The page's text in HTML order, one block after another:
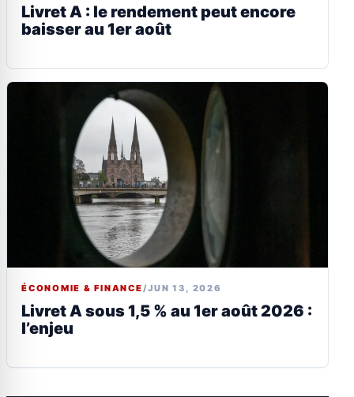
Livret A : le rendement peut encore
baisser au 1er août
ÉCONOMIE & FINANCE/JUN 13, 2026
Livret A sous 1,5 % au 1er août 2026 :
l’enjeu